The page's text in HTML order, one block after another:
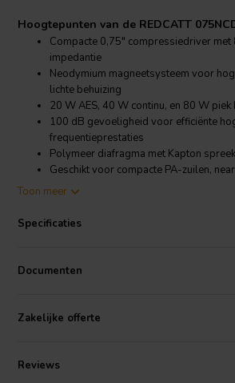
Hoogtepunten van de REDCATT
Compacte 0,75" compressiedriver met
impedantie
Neodymium magneetsysteem voor
lichte behuizing
20 W AES, 40 W continu, en 80 W
100 dB gevoeligheid voor efficiënte
frequentieprestaties
Polymeer diafragma met Kapton
Geschikt voor compacte PA-zuilen,
draagbare PA-satellietspeakers en
Productdetails REDCATT 075NCD
De REDCATT 075NCD is ontworpen voor
waardoor deze driver bijzonder geschikt is
Toon meer
Specificaties
Documenten
Zakelijke offerte
Reviews